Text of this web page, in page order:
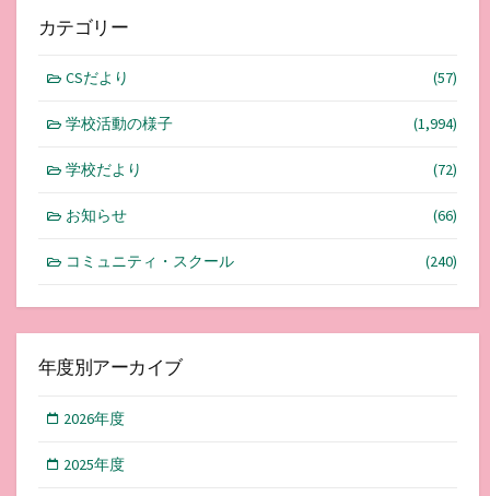
カテゴリー
CSだより (57)
学校活動の様子 (1,994)
学校だより (72)
お知らせ (66)
コミュニティ・スクール (240)
年度別アーカイブ
2026年度
2025年度